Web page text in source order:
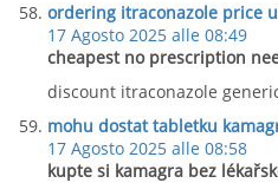
ordering itraconazole price
17 Agosto 2025 alle 08:49
cheapest no prescription
discount itraconazole
mohu dostat tabletku
17 Agosto 2025 alle 08:58
kupte si kamagra bez